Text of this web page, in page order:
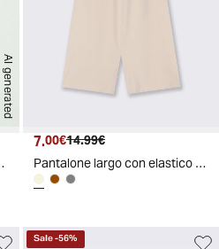
AI generated
- Verde
Prezzo attuale
7.00€ Prezzo originale
14.99€
Pantalone largo con elastico in vita - Beige
Sale-56%